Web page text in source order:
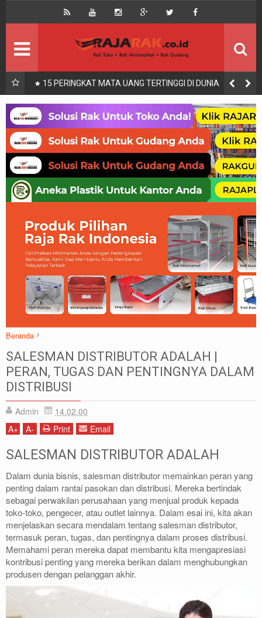
15 PERINGKAT MATA UANG TERTINGGI DI DUNIA
Beranda
Artikel
Sales
SALESMAN DISTRIBUTOR ADALAH | PERAN, TUGAS DAN
PENTINGNYA DALAM DISTRIBUSI
SALESMAN DISTRIBUTOR ADALAH |
PERAN, TUGAS DAN PENTINGNYA DALAM
DISTRIBUSI
Admin
14.02.00
A+ A- Print Email
SALESMAN DISTRIBUTOR ADALAH
Dalam dunia bisnis, salesman distributor memainkan peran yang
penting dalam rantai pasokan dan distribusi. Mereka bertindak
sebagai perwakilan perusahaan yang menjual produk kepada
toko-toko, pengecer, atau outlet lainnya. Dalam esai ini, kita akan
menjelaskan secara mendalam tentang salesman distributor,
termasuk peran, tugas, dan pentingnya dalam proses distribusi.
Memahami peran mereka dapat membantu kita mengapresiasi
kontribusi penting yang mereka berikan dalam menghubungkan
produsen dengan pelanggan akhir.
Beranda
Kontak About Us
Rak Gudang Rak besi/Rak pallet
Rak Minimarket Supermarket
Produk Lain Peralatan Toko Dll
Artikel Retail & Logistik